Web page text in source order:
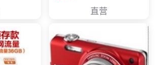
直营